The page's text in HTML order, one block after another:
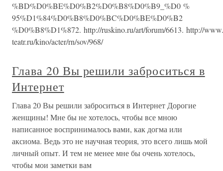
%BD%D0%BE%D0%B2%D0%B8%D0%B9_%D0 %
95%D1%84%D0%B8%D0%BC%D0%BE%D0%B2
%D0%B8%D1%872. http://ruskino.ru/art/forum/6613. http://
teatr.ru/kino/acter/rn/sov/968/
Глава 20 Вы решили заброситься в
Интернет
Глава 20 Вы решили заброситься в Интернет Дорогие
женщины! Мне бы не хотелось, чтобы все мною
написанное воспринималось вами, как догма или
аксиома. Ведь это не научная теория, это всего лишь мой
личный опыт. И тем не менее мне бы очень хотелось,
чтобы мои заметки вам